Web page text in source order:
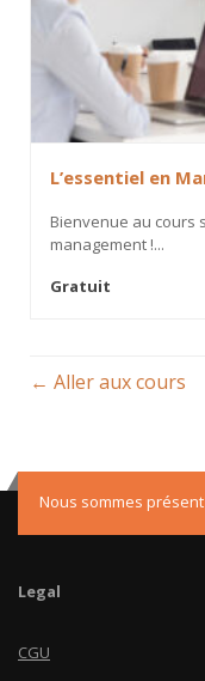
L’essentiel en
Bienvenue au cours
management !...
Gratuit
Aller aux cours
Nous sommes présent
Legal
CGU